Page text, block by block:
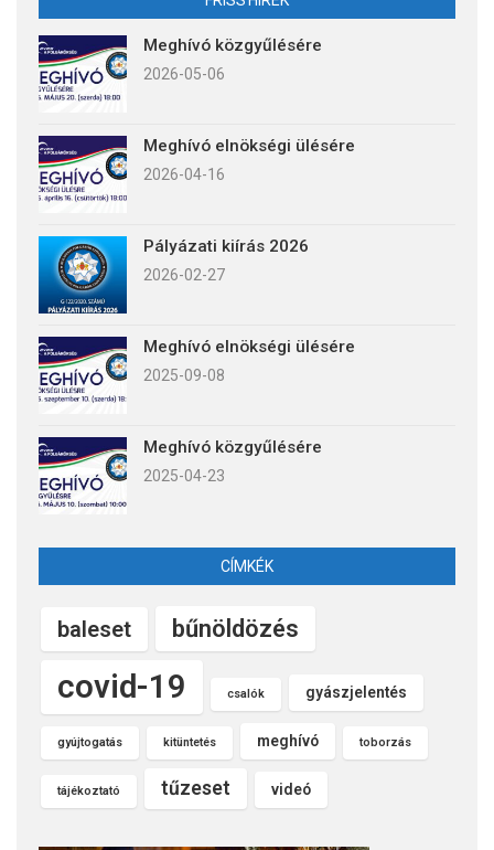
Meghívó közgyűlésére
2026-05-06
Meghívó elnökségi ülésére
2026-04-16
Pályázati kiírás 2026
2026-02-27
Meghívó elnökségi ülésére
2025-09-08
Meghívó közgyűlésére
2025-04-23
CÍMKÉK
baleset bűnöldözés
covid-19 csalók gyászjelentés
gyújtogatás kitüntetés meghívó toborzás
tájékoztató tűzeset videó